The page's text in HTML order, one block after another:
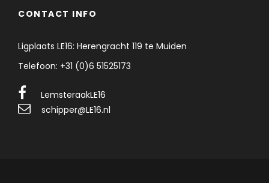
CONTACT INFO
Ligplaats LE16: Herengracht 119 te Muiden
Telefoon: +31 (0)6 51525173
LemsteraakLE16
schipper@LE16.nl